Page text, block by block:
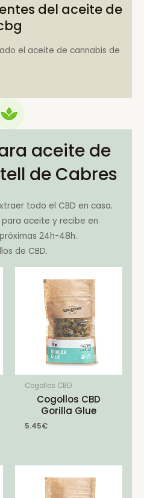
del aceite de
el aceite de cannabis de
aceite de
de Cabres
todo el CBD en casa.
aceite y recibe en
24h-48h.
de CBD.
Cogollos CBD
Cogollos CBD
Gorilla Glue
5.45€